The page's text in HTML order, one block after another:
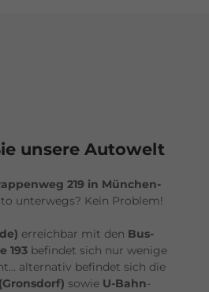
unsere Autowelt
219 in München-
unterwegs? Kein Problem!
erreichbar mit den Bus-
193 befindet sich nur wenige
alternativ befindet sich die
(Gronsdorf) sowie U-Bahn-